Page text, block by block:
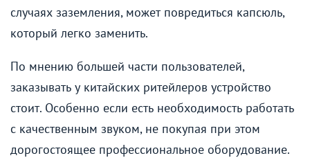
случаях заземления, может повредиться капсюль,
который легко заменить.
По мнению большей части пользователей,
заказывать у китайских ритейлеров устройство
стоит. Особенно если есть необходимость работать
с качественным звуком, не покупая при этом
дорогостоящее профессиональное оборудование.